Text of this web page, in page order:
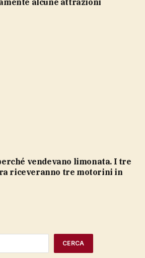
alcune attrazioni
riceveranno tre motorini in
CERCA